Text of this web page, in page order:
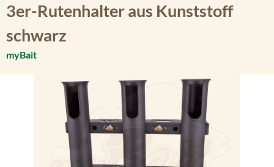
3er-Rutenhalter aus Kunststoff
schwarz
myBait
Bildergalerie überspringen